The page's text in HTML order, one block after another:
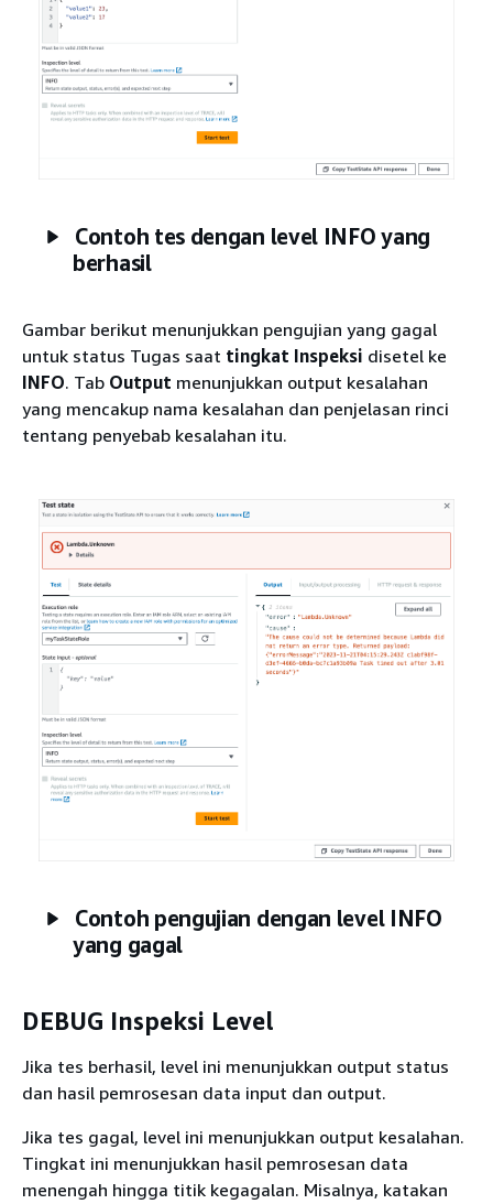
Contoh tes dengan level INFO yang
berhasil
Gambar berikut menunjukkan pengujian yang gagal
untuk status Tugas saat tingkat Inspeksi disetel ke
INFO. Tab Output menunjukkan output kesalahan
yang mencakup nama kesalahan dan penjelasan rinci
tentang penyebab kesalahan itu.
Contoh pengujian dengan level INFO
yang gagal
DEBUG Inspeksi Level
Jika tes berhasil, level ini menunjukkan output status
dan hasil pemrosesan data input dan output.
Jika tes gagal, level ini menunjukkan output kesalahan.
Tingkat ini menunjukkan hasil pemrosesan data
menengah hingga titik kegagalan. Misalnya, katakan